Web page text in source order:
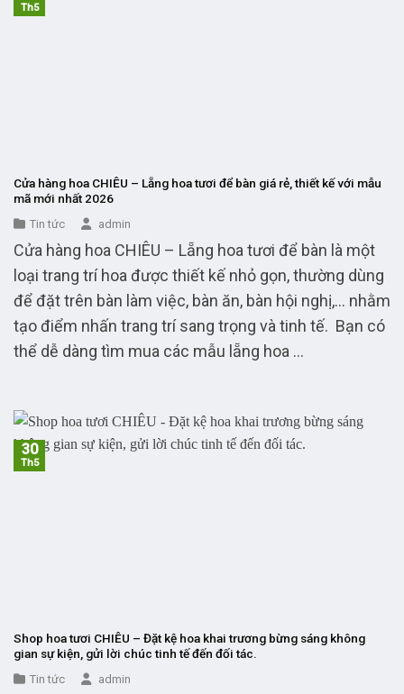
Cửa hàng hoa CHIÊU – Lẵng hoa tươi để bàn giá rẻ, thiết kế với mẫu
mã mới nhất 2026
Tin tức admin
Cửa hàng hoa CHIÊU – Lẵng hoa tươi để bàn là một
loại trang trí hoa được thiết kế nhỏ gọn, thường dùng
để đặt trên bàn làm việc, bàn ăn, bàn hội nghị,… nhằm
tạo điểm nhấn trang trí sang trọng và tinh tế. Bạn có
thể dễ dàng tìm mua các mẫu lẵng hoa ...
Th5
Shop hoa tươi CHIÊU – Đặt kệ hoa khai trương bừng sáng không
gian sự kiện, gửi lời chúc tinh tế đến đối tác.
Tin tức admin
30
Th5